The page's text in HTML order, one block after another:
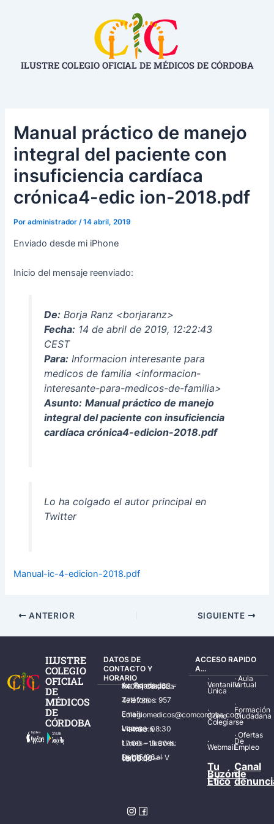
ILUSTRE COLEGIO OFICIAL DE MÉDICOS DE CÓRDOBA
Manual práctico de manejo
integral del paciente con
insuficiencia cardíaca
crónica4-edic ion-2018.pdf
Poradministrador /14 abril, 2019
Enviado desde mi iPhone
Inicio del mensaje reenviado:
De:Borja Ranz <borjaranz>
Fecha:14 de abril de 2019, 12:22:43
CEST
Para:Informacion interesante para
medicos de familia <informacion-
interesante-para-medicos-de-familia>
Asunto: Manual práctico de manejo
integral del paciente con insuficiencia
cardíaca crónica4-edicion-2018.pdf
Lo ha colgado el autor principal en
Twitter
Manual-ic-4-edicion-2018.pdf
ANTERIOR SIGUIENTE
ILUSTRE
COLEGIO
OFICIAL
DE
MÉDICOS
DE
CÓRDOBA
DATOS DE
CONTACTO Y
HORARIO
Av. Ronda de los Tejares, 32 – 14001 Córdoba
Teléfonos: 957 478 785
Email: colegiomedicos@comcordoba.com
Lunes – Viernes: 08:30 – 14:30 h.
Lunes – Jueves: 17:00 – 19:30 h.
Del 15/06 al 15/09 de L – V de 08:00 – 15:00 h.
ACCESO RAPIDO
A...
·
Ventanilla
Única
·
Cómo
Colegiarse
·
Webmail
·Aula
Virtual
·
Formación
Ciudadana
·Ofertas
De
Empleo
Tu
Buzón
Ético
Canal
de